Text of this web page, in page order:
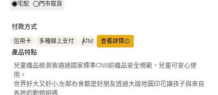
宅配 門市取貨
付款方式
信用卡 多種線上支付 ATM 查看詳情
產品特點
兒童織品檢測皆通過國家標準CNS紡織品安全規範，兒童可安心使
用。
世界好大又好小,左鄰右舍都是好朋友透過大版地圖印花讓孩子與來自
各地的動物相遇